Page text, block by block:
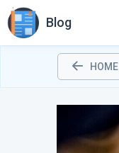
Blog
HOME